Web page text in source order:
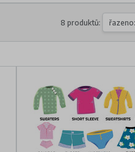
8 produktů: řazeno: